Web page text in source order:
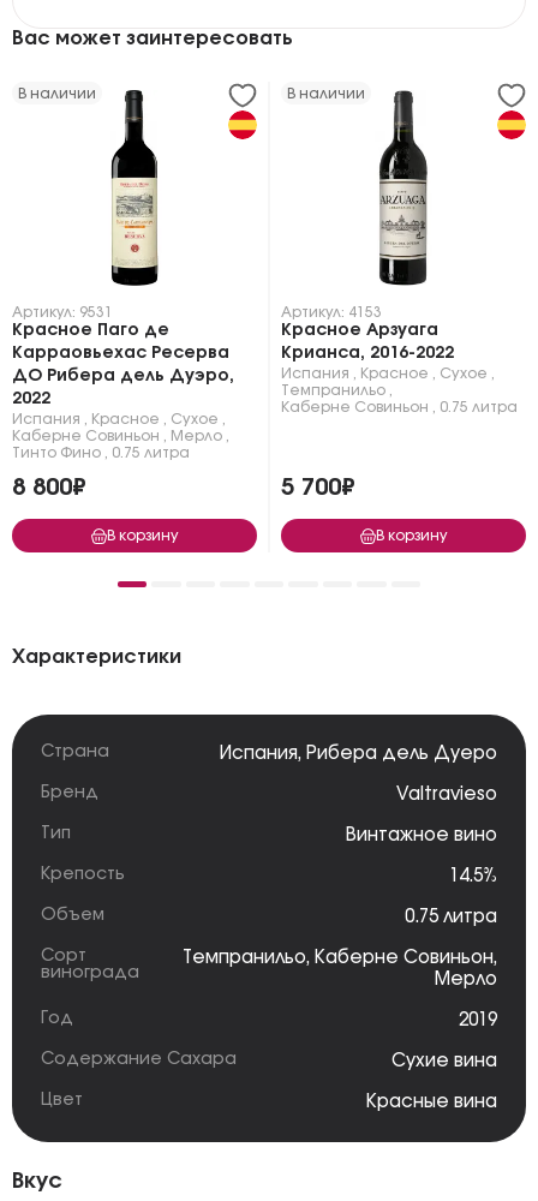
Вас может заинтересовать
В наличии
Артикул: 9531
Красное Паго де
Карраовьехас Ресерва
ДО Рибера дель Дуэро,
2022
Испания Красное Сухое
Каберне Совиньон
Мерло
Тинто Фино
0.75 литра
8 800₽
В корзину
В наличии
Артикул: 4153
Красное Арзуага
Крианса, 2016-2022
Испания Красное Сухое
Темпранильо
Каберне Совиньон
0.75 литра
5 700₽
В корзину
Характеристики
Страна Испания, Рибера дель Дуеро
Бренд Valtravieso
Тип Винтажное вино
Крепость 14.5%
Объем 0.75 литра
Сорт
винограда
Темпранильо, Каберне Совиньон,
Мерло
Год 2019
Содержание Сахара Сухие вина
Цвет Красные вина
Вкус